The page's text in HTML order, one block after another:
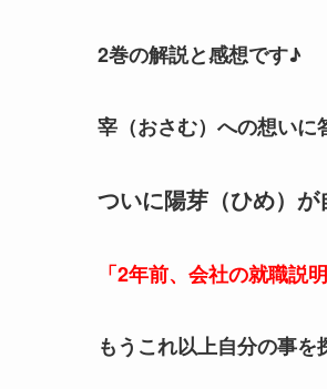
2巻の解説と感想です♪
宰（おさむ）への想いに
ついに陽芽（ひめ）が
「2年前、会社の就職説
もうこれ以上自分の事を